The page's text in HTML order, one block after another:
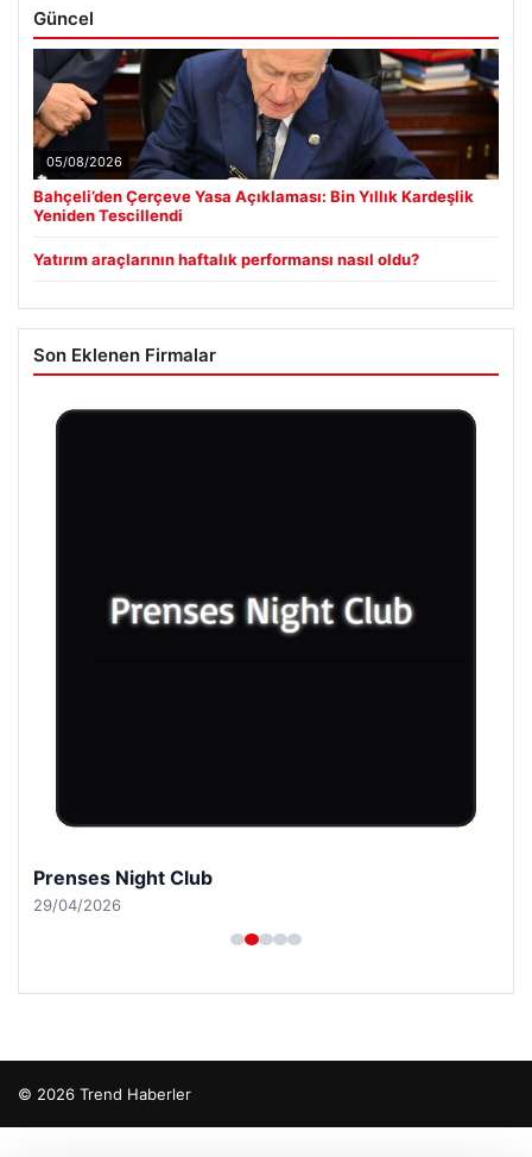
Güncel
05/08/2026
Bahçeli’den Çerçeve Yasa Açıklaması: Bin Yıllık Kardeşlik
Yeniden Tescillendi
Yatırım araçlarının haftalık performansı nasıl oldu?
Son Eklenen Firmalar
Prenses Night Club
29/04/2026
© 2026 Trend Haberler